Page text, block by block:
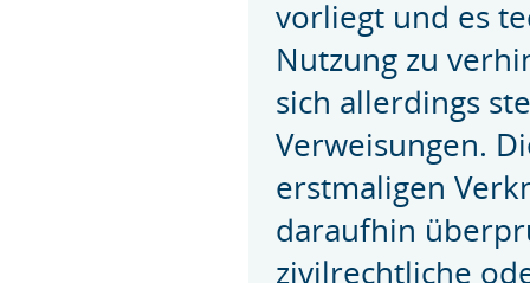
vorliegt und es
Nutzung zu
sich allerdings
Verweisungen.
erstmaligen
daraufhin
zivilrechtliche